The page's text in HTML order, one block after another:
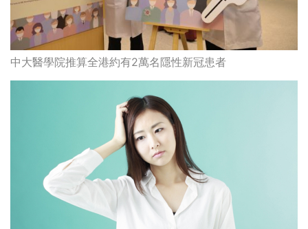
中大醫學院推算全港約有2萬名隱性新冠患者